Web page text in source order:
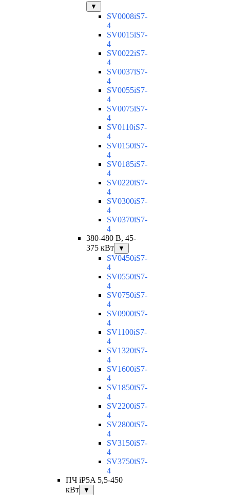
▼
SV0008iS7-
4
SV0015iS7-
4
SV0022iS7-
4
SV0037iS7-
4
SV0055iS7-
4
SV0075iS7-
4
SV0110iS7-
4
SV0150iS7-
4
SV0185iS7-
4
SV0220iS7-
4
SV0300iS7-
4
SV0370iS7-
4
380-480 В, 45-
375 кВт
▼
SV0450iS7-
4
SV0550iS7-
4
SV0750iS7-
4
SV0900iS7-
4
SV1100iS7-
4
SV1320iS7-
4
SV1600iS7-
4
SV1850iS7-
4
SV2200iS7-
4
SV2800iS7-
4
SV3150iS7-
4
SV3750iS7-
4
ПЧ iP5A 5,5-450
кВт
▼